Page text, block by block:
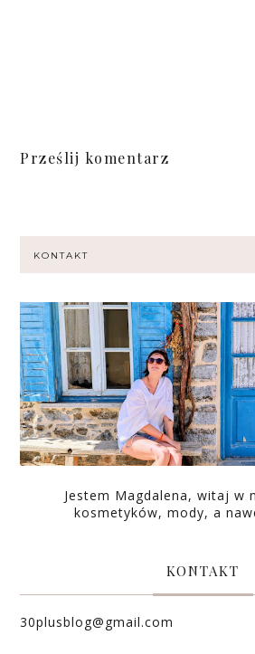
Prześlij komentarz
KONTAKT
Jestem Magdalena, witaj w
kosmetyków, mody, a
KONTAKT
30plusblog@gmail.com